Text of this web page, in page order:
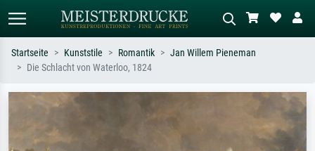
Suchen Sie nach Künstlern, Werktiteln
Sternennacht, Impressionismus, Welle
Hokusai, Akt.
Beschreiben Sie die Szene – z.B. Grüne
Wiese, Abstrakt mit viel Rot, Dunkles
Ölgemälde, Stehender Akt neben einem
Startseite Kunststile Romantik
Jan Willem Pieneman
Die Schlacht von Waterloo, 1824